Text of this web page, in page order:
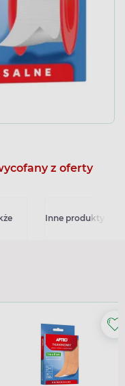
z oferty
Inne produkty z